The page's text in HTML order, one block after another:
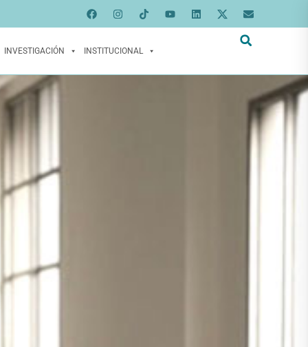
INVESTIGACIÓN INSTITUCIONAL